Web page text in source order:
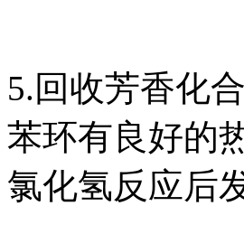
5.回收芳香化
苯环有良好的
氯化氢反应后